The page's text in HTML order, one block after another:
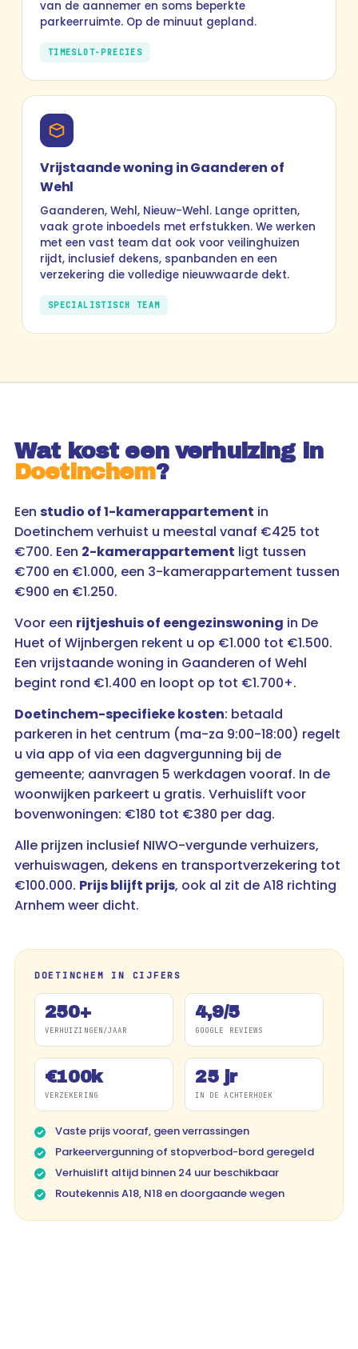
van de aannemer en soms beperkte
parkeerruimte. Op de minuut gepland.
TIMESLOT-PRECIES
Vrijstaande woning in Gaanderen of
Wehl
Gaanderen, Wehl, Nieuw-Wehl. Lange opritten,
vaak grote inboedels met erfstukken. We werken
met een vast team dat ook voor veilinghuizen
rijdt, inclusief dekens, spanbanden en een
verzekering die volledige nieuwwaarde dekt.
SPECIALISTISCH TEAM
Wat kost een verhuizing in
Doetinchem?
Een studio of 1-kamerappartement in
Doetinchem verhuist u meestal vanaf €425 tot
€700. Een 2-kamerappartement ligt tussen
€700 en €1.000, een 3-kamerappartement tussen
€900 en €1.250.
Voor een rijtjeshuis of eengezinswoning in De
Huet of Wijnbergen rekent u op €1.000 tot €1.500.
Een vrijstaande woning in Gaanderen of Wehl
begint rond €1.400 en loopt op tot €1.700+.
Doetinchem-specifieke kosten: betaald
parkeren in het centrum (ma-za 9:00-18:00) regelt
u via app of via een dagvergunning bij de
gemeente; aanvragen 5 werkdagen vooraf. In de
woonwijken parkeert u gratis. Verhuislift voor
bovenwoningen: €180 tot €380 per dag.
Alle prijzen inclusief NIWO-vergunde verhuizers,
verhuiswagen, dekens en transportverzekering tot
€100.000. Prijs blijft prijs, ook al zit de A18 richting
Arnhem weer dicht.
DOETINCHEM IN CIJFERS
250+
VERHUIZINGEN/JAAR
4,9/5
GOOGLE REVIEWS
€100k
VERZEKERING
25 jr
IN DE ACHTERHOEK
Vaste prijs vooraf, geen verrassingen
Parkeervergunning of stopverbod-bord geregeld
Verhuislift altijd binnen 24 uur beschikbaar
Routekennis A18, N18 en doorgaande wegen